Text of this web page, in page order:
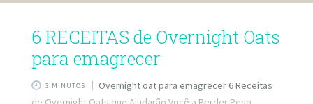
6 RECEITAS de Overnight Oats
para emagrecer
3 MINUTOS
Overnight oat para emagrecer 6 Receitas